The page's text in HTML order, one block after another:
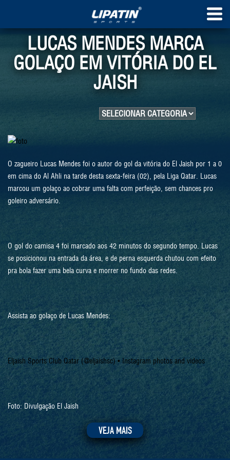
LUCAS MENDES MARCA
GOLAÇO EM VITÓRIA DO EL
JAISH
O zagueiro Lucas Mendes foi o autor do gol da vitória do El Jaish por 1 a 0
em cima do Al Ahli na tarde desta sexta-feira (02), pela Liga Qatar. Lucas
marcou um golaço ao cobrar uma falta com perfeição, sem chances pro
goleiro adversário.
O gol do camisa 4 foi marcado aos 42 minutos do segundo tempo. Lucas
se posicionou na entrada da área, e de perna esquerda chutou com efeito
pra bola fazer uma bela curva e morrer no fundo das redes.
Assista ao golaço de Lucas Mendes:
Eljaish Sports Club Qatar (@eljaishsc) • Instagram photos and videos
Foto: Divulgação El Jaish
VEJA MAIS